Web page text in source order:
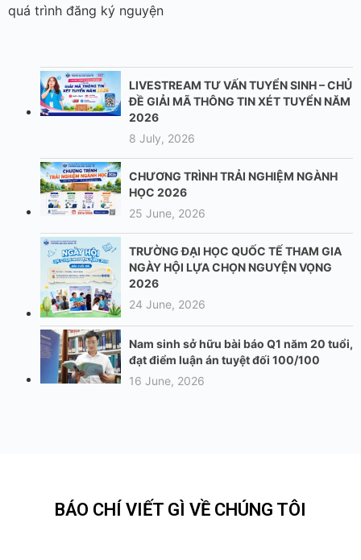
quá trình đăng ký nguyện
LIVESTREAM TƯ VẤN TUYỂN SINH – CHỦ
ĐỀ GIẢI MÃ THÔNG TIN XÉT TUYỂN NĂM
2026
8 July, 2026
CHƯƠNG TRÌNH TRẢI NGHIỆM NGÀNH
HỌC 2026
25 June, 2026
TRƯỜNG ĐẠI HỌC QUỐC TẾ THAM GIA
NGÀY HỘI LỰA CHỌN NGUYỆN VỌNG
2026
24 June, 2026
Nam sinh sở hữu bài báo Q1 năm 20 tuổi,
đạt điểm luận án tuyệt đối 100/100
16 June, 2026
BÁO CHÍ VIẾT GÌ VỀ CHÚNG TÔI